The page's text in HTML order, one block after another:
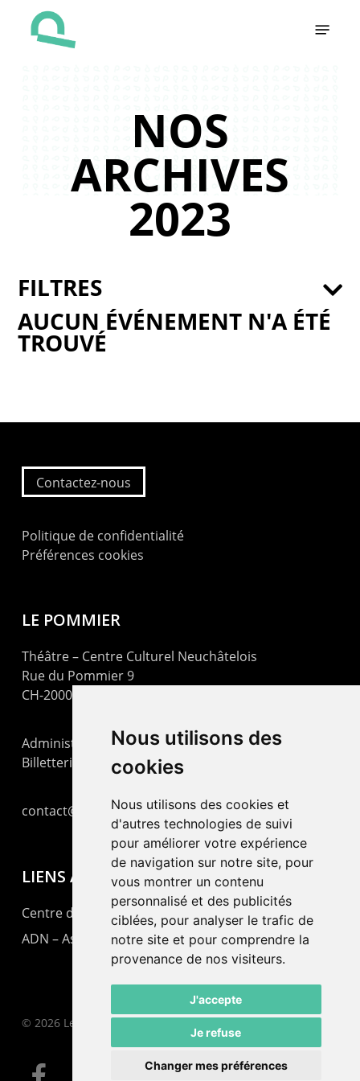
Nous utilisons des
cookies
Nous utilisons des cookies et
d'autres technologies de suivi
pour améliorer votre expérience
de navigation sur notre site, pour
vous montrer un contenu
personnalisé et des publicités
ciblées, pour analyser le trafic de
notre site et pour comprendre la
provenance de nos visiteurs.
J'accepte
Je refuse
Changer mes préférences
NOS
ARCHIVES
2023
AUCUN ÉVÉNEMENT N'A ÉTÉ
TROUVÉ
FILTRES
Contactez-nous
Politique de confidentialité
Préférences cookies
LE POMMIER
Théâtre – Centre Culturel Neuchâtelois
Rue du Pommier 9
CH-2000 Neuchâtel
Administration : +41 32 725 03 03
Billetterie : +41 32 725 05 05
contact@lepommier.ch
LIENS AMIS
Centre de culture ABC
ADN – Association Danse Neuchâtel
© 2026 Le Pommier.
facebook email